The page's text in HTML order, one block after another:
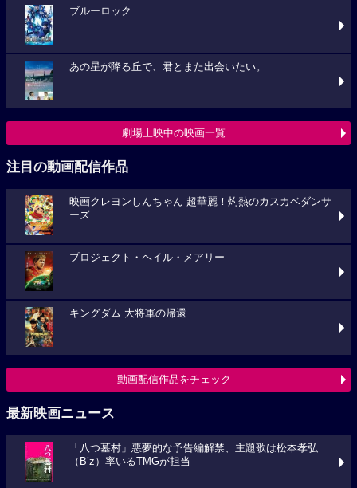
ブルーロック
あの星が降る丘で、君とまた出会いたい。
劇場上映中の映画一覧
注目の動画配信作品
映画クレヨンしんちゃん 超華麗！灼熱のカスカベダンサ
ーズ
プロジェクト・ヘイル・メアリー
キングダム 大将軍の帰還
動画配信作品をチェック
最新映画ニュース
「八つ墓村」悪夢的な予告編解禁、主題歌は松本孝弘
（B’z）率いるTMGが担当